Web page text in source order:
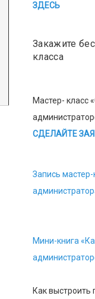
ЗДЕСЬ
Закажите
класса
Мастер- класс
СДЕЛАЙТЕ
Запись
Мини-книга
Как выстроить